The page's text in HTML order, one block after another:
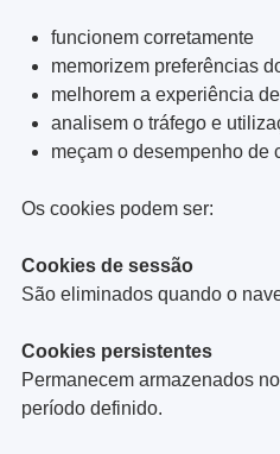
funcionem corretamente
memorizem preferências
melhorem a experiência
analisem o tráfego e
meçam o desempenho de
Os cookies podem ser:
Cookies de sessão
São eliminados quando o
Cookies persistentes
Permanecem armazenados
período definido.